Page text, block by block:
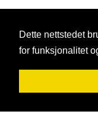
Dette nettstedet
for funksjonalitet